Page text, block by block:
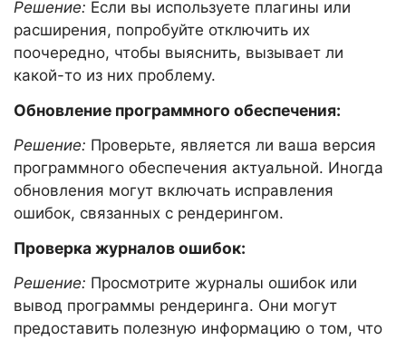
Решение: Если вы используете плагины или
расширения, попробуйте отключить их
поочередно, чтобы выяснить, вызывает ли
какой-то из них проблему.
Обновление программного обеспечения:
Решение: Проверьте, является ли ваша версия
программного обеспечения актуальной. Иногда
обновления могут включать исправления
ошибок, связанных с рендерингом.
Проверка журналов ошибок:
Решение: Просмотрите журналы ошибок или
вывод программы рендеринга. Они могут
предоставить полезную информацию о том, что